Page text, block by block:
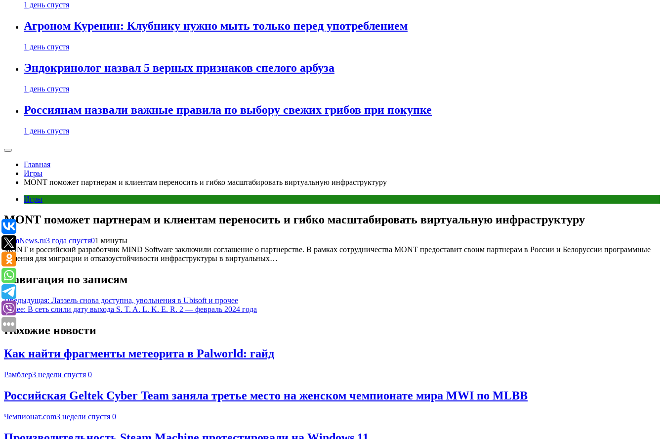
1 день спустя
Агроном Куренин: Клубнику нужно мыть только перед употреблением
1 день спустя
Эндокринолог назвал 5 верных признаков спелого арбуза
1 день спустя
Россиянам назвали важные правила по выбору свежих грибов при покупке
1 день спустя
Главная
Игры
MONT поможет партнерам и клиентам переносить и гибко масштабировать виртуальную инфраструктуру
Игры
MONT поможет партнерам и клиентам переносить и гибко масштабировать виртуальную инфраструктуру
ComNews.ru3 года спустя01 минуты
MONT и российский разработчик MIND Software заключили соглашение о партнерстве. В рамках сотрудничества MONT предоставит своим партнерам в России и Белоруссии программные
решения для миграции и отказоустойчивости инфраструктуры в виртуальных…
Навигация по записям
Предыдущая: Лаэзель снова доступна, увольнения в Ubisoft и прочее
Далее: В сеть слили дату выхода S. T. A. L. K. E. R. 2 — февраль 2024 года
Похожие новости
Как найти фрагменты метеорита в Palworld: гайд
Рамблер3 недели спустя 0
Российская Geltek Cyber Team заняла третье место на женском чемпионате мира MWI по MLBB
Чемпионат.com3 недели спустя 0